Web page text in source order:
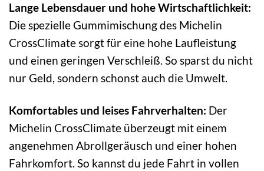
Lange Lebensdauer und hohe Wirtschaftlichkeit:
Die spezielle Gummimischung des Michelin
CrossClimate sorgt für eine hohe Laufleistung
und einen geringen Verschleiß. So sparst du nicht
nur Geld, sondern schonst auch die Umwelt.
Komfortables und leises Fahrverhalten: Der
Michelin CrossClimate überzeugt mit einem
angenehmen Abrollgeräusch und einer hohen
Fahrkomfort. So kannst du jede Fahrt in vollen